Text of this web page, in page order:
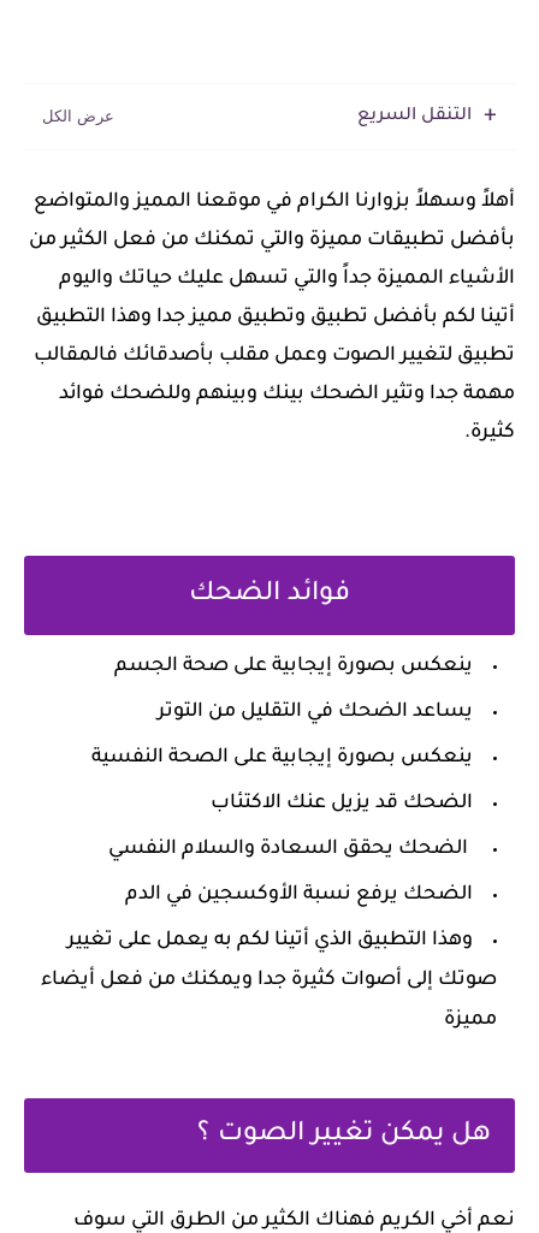
التنقل السريع
أهلاً وسهلاً بزوارنا الكرام في موقعنا المميز والمتواضع
بأفضل تطبيقات مميزة والتي تمكنك من فعل الكثير من
الأشياء المميزة جداً والتي تسهل عليك حياتك واليوم
أتينا لكم بأفضل تطبيق وتطبيق مميز جدا وهذا التطبيق
تطبيق لتغيير الصوت وعمل مقلب بأصدقائك فالمقالب
مهمة جدا وتثير الضحك بينك وبينهم وللضحك فوائد
كثيرة.
فوائد الضحك
ينعكس بصورة إيجابية على صحة الجسم
يساعد الضحك في التقليل من التوتر
ينعكس بصورة إيجابية على الصحة النفسية
الضحك قد يزيل عنك الاكتئاب
الضحك يحقق السعادة والسلام النفسي
الضحك يرفع نسبة الأوكسجين في الدم
وهذا التطبيق الذي أتينا لكم به يعمل على تغيير
صوتك إلى أصوات كثيرة جدا ويمكنك من فعل أيضاء
مميزة
هل يمكن تغيير الصوت ؟
نعم أخي الكريم فهناك الكثير من الطرق التي سوف